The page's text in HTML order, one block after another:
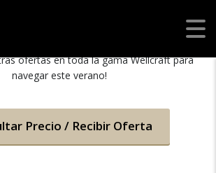
243 FISHERMAN
ofertas en toda la gama Wellcraft para
navegar este verano!
Precio / Recibir Oferta